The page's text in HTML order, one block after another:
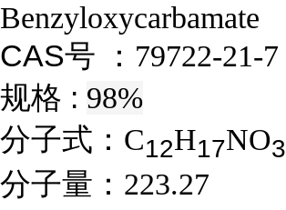
Benzyloxycarbamate
CAS号 ： 79722-21-7
规格 : 98%
分子式： C12H17NO3
分子量： 223.27